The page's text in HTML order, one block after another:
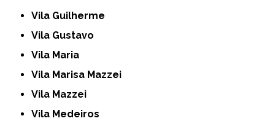
Vila Guilherme
Vila Gustavo
Vila Maria
Vila Marisa Mazzei
Vila Mazzei
Vila Medeiros